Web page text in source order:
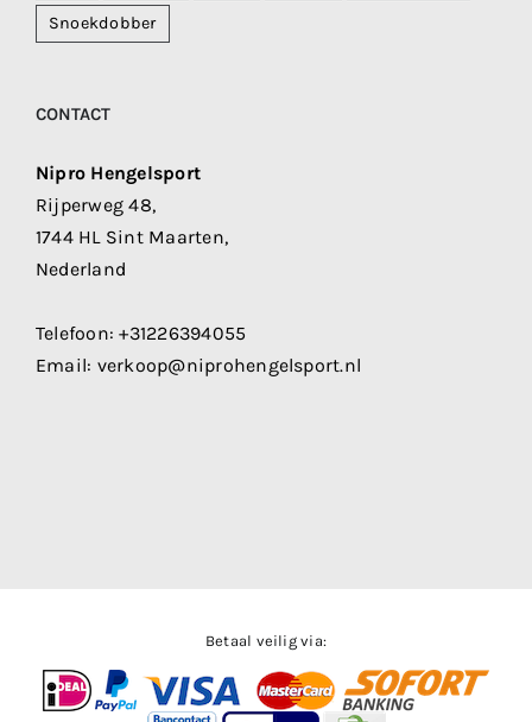
Snoekdobber
CONTACT
Nipro Hengelsport
Rijperweg 48,
1744 HL Sint Maarten,
Nederland
Telefoon:+31226394055
Email: verkoop@niprohengelsport.nl
Betaal veilig via: